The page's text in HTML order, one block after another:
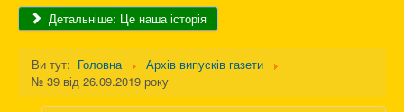
Детальніше: Це наша історія
Ви тут: Головна
Архів випусків газети
№ 39 від 26.09.2019 року